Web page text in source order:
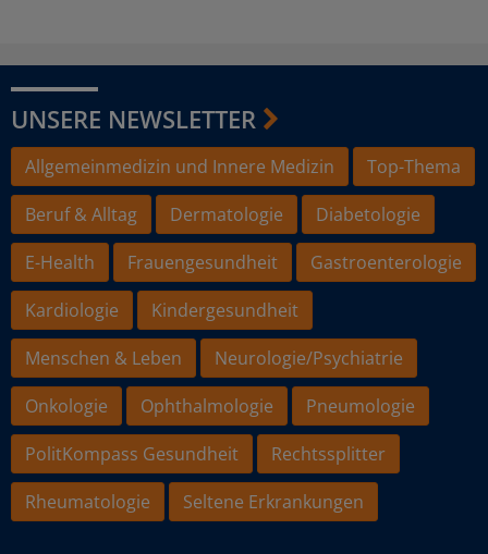
UNSERE NEWSLETTER
Allgemeinmedizin und Innere Medizin
Top-Thema
Beruf & Alltag
Dermatologie
Diabetologie
E-Health
Frauengesundheit
Gastroenterologie
Kardiologie
Kindergesundheit
Menschen & Leben
Neurologie/Psychiatrie
Onkologie
Ophthalmologie
Pneumologie
PolitKompass Gesundheit
Rechtssplitter
Rheumatologie
Seltene Erkrankungen